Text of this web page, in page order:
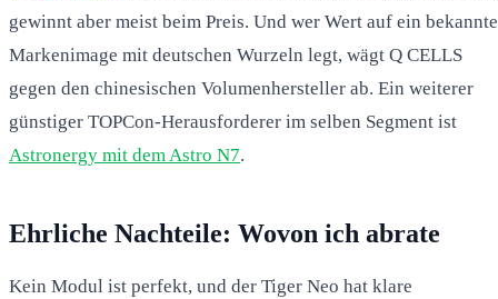
gewinnt aber meist beim Preis. Und wer Wert auf ein
Markenimage mit deutschen Wurzeln legt, wägt Q CELLS
gegen den chinesischen Volumenhersteller ab. Ein weiterer
günstiger TOPCon-Herausforderer im selben Segment ist
Astronergy mit dem Astro N7.
Ehrliche Nachteile: Wovon ich abrate
Kein Modul ist perfekt, und der Tiger Neo hat klare